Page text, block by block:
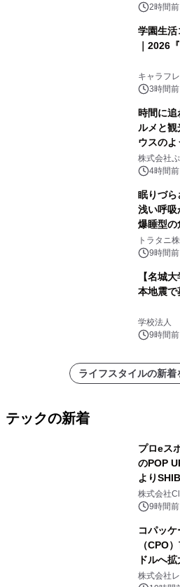
2時間前
学園生活
｜2026
キャラフ
デザインズ
3時間前
時間に追
ルメと
ウスの
サウナも
得な素泊
株式会社
4時間前
眠りづ
浅い呼吸
爆睡型の
説
トラタニ
9時間前
【名城
本地震で
学校法人
9時間前
ライフスタイルの新着
テックの新着
プロeス
のPOP
より
開催決定
株式会社
9時間前
コパッ
（CPO
ドルへ
センター
株式会社